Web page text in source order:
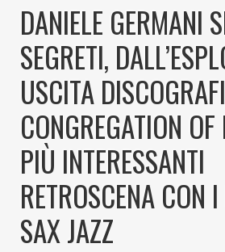
DANIELE GERMANI
SEGRETI,
USCITA
CONGREGATION
PIÙ INTERESSANTI
RETROSCENA CON
SAX JAZZ